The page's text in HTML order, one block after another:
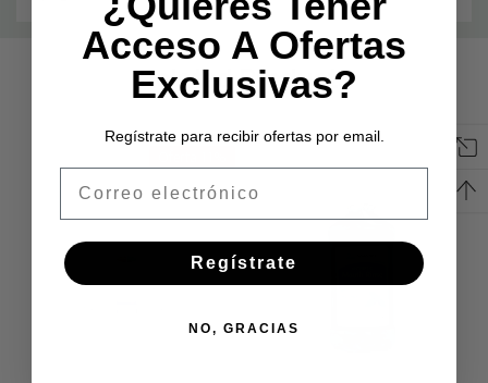
Pestaña
personalizadaRelated Products
Acceso A Ofertas
Exclusivas?
Regístrate para recibir ofertas por email.
Regístrate
NO, GRACIAS